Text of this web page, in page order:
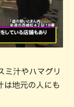
ミ汁やハマグリ
は地元の人にも